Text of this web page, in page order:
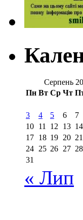
Серпень
Пн Вт Ср Чт
3
4 5 6 7
10 11 12 13 14
17 18 19 20 21
24 25 26 27 28
31
« Лип